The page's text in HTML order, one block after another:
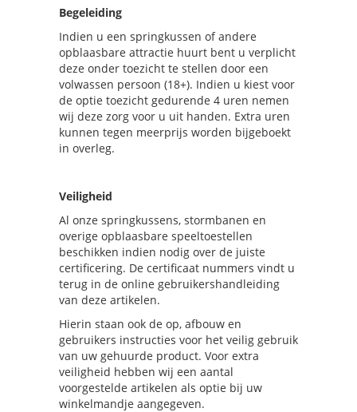
Begeleiding
Indien u een springkussen of andere
opblaasbare attractie huurt bent u verplicht
deze onder toezicht te stellen door een
volwassen persoon (18+). Indien u kiest voor
de optie toezicht gedurende 4 uren nemen
wij deze zorg voor u uit handen. Extra uren
kunnen tegen meerprijs worden bijgeboekt
in overleg.
Veiligheid
Al onze springkussens, stormbanen en
overige opblaasbare speeltoestellen
beschikken indien nodig over de juiste
certificering. De certificaat nummers vindt u
terug in de online gebruikershandleiding
van deze artikelen.
Hierin staan ook de op, afbouw en
gebruikers instructies voor het veilig gebruik
van uw gehuurde product. Voor extra
veiligheid hebben wij een aantal
voorgestelde artikelen als optie bij uw
winkelmandje aangegeven.